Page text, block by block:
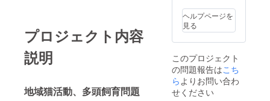
プロジェクト内容
説明
地域猫活動、多頭飼育問題
ヘルプページを
見る
このプロジェクト
の問題報告はこち
らよりお問い合わ
せください